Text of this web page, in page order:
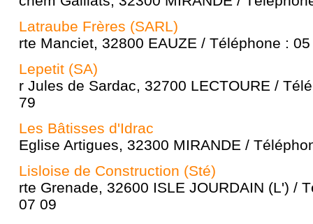
Latraube Frères (SARL)
rte Manciet, 32800 EAUZE / Téléphone :
Lepetit (SA)
r Jules de Sardac, 32700 LECTOURE /
79
Les Bâtisses d'Idrac
Eglise Artigues, 32300 MIRANDE /
Lisloise de Construction (Sté)
rte Grenade, 32600 ISLE JOURDAIN (L') /
07 09